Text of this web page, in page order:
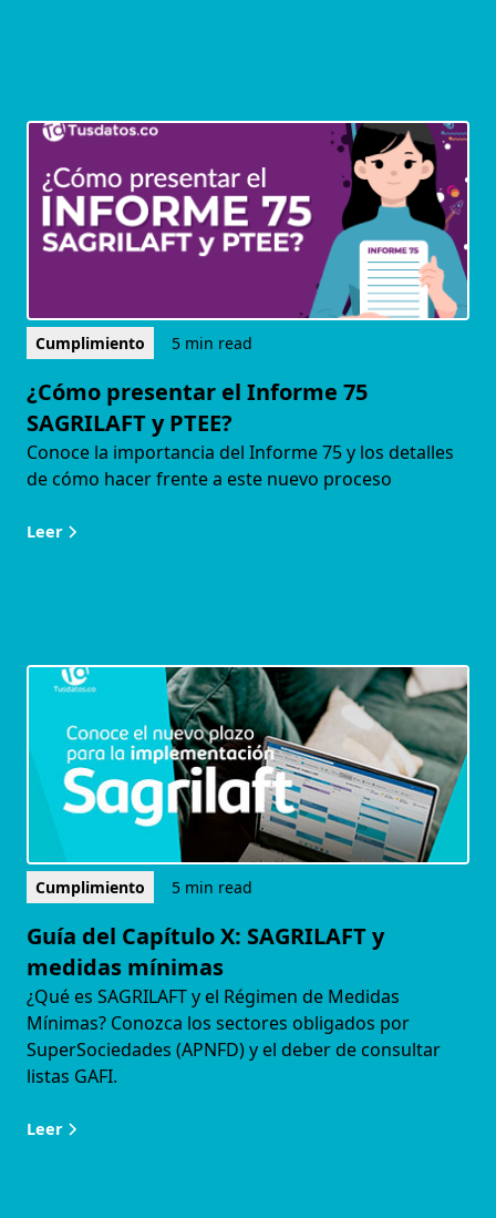
Cumplimiento 5 min read
¿Cómo presentar el Informe 75
SAGRILAFT y PTEE?
Conoce la importancia del Informe 75 y los detalles
de cómo hacer frente a este nuevo proceso
Leer
Cumplimiento 5 min read
Guía del Capítulo X: SAGRILAFT y
medidas mínimas
¿Qué es SAGRILAFT y el Régimen de Medidas
Mínimas? Conozca los sectores obligados por
SuperSociedades (APNFD) y el deber de consultar
listas GAFI.
Leer